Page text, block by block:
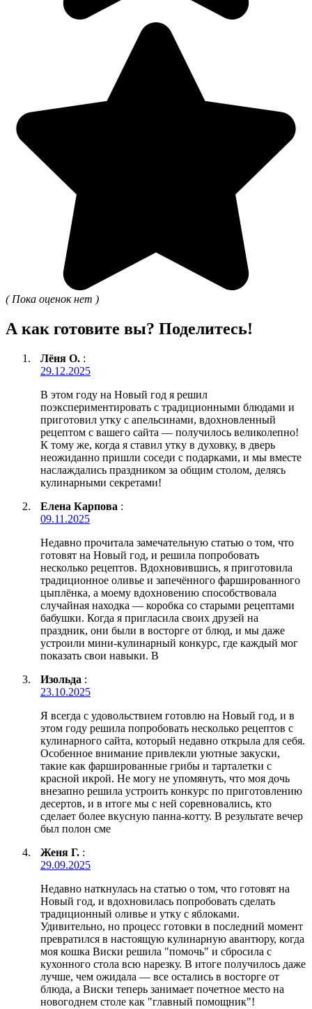
( Пока оценок нет )
А как готовите вы? Поделитесь!
Лёня О. :
29.12.2025
В этом году на Новый год я решил
поэкспериментировать с традиционными блюдами и
приготовил утку с апельсинами, вдохновленный
рецептом с вашего сайта — получилось великолепно!
К тому же, когда я ставил утку в духовку, в дверь
неожиданно пришли соседи с подарками, и мы вместе
наслаждались праздником за общим столом, делясь
кулинарными секретами!
Елена Карпова :
09.11.2025
Недавно прочитала замечательную статью о том, что
готовят на Новый год, и решила попробовать
несколько рецептов. Вдохновившись, я приготовила
традиционное оливье и запечённого фаршированного
цыплёнка, а моему вдохновению способствовала
случайная находка — коробка со старыми рецептами
бабушки. Когда я пригласила своих друзей на
праздник, они были в восторге от блюд, и мы даже
устроили мини-кулинарный конкурс, где каждый мог
показать свои навыки. В
Изольда :
23.10.2025
Я всегда с удовольствием готовлю на Новый год, и в
этом году решила попробовать несколько рецептов с
кулинарного сайта, который недавно открыла для себя.
Особенное внимание привлекли уютные закуски,
такие как фаршированные грибы и тарталетки с
красной икрой. Не могу не упомянуть, что моя дочь
внезапно решила устроить конкурс по приготовлению
десертов, и в итоге мы с ней соревновались, кто
сделает более вкусную панна-котту. В результате вечер
был полон сме
Женя Г. :
29.09.2025
Недавно наткнулась на статью о том, что готовят на
Новый год, и вдохновилась попробовать сделать
традиционный оливье и утку с яблоками.
Удивительно, но процесс готовки в последний момент
превратился в настоящую кулинарную авантюру, когда
моя кошка Виски решила "помочь" и сбросила с
кухонного стола всю нарезку. В итоге получилось даже
лучше, чем ожидала — все остались в восторге от
блюда, а Виски теперь занимает почетное место на
новогоднем столе как "главный помощник"!